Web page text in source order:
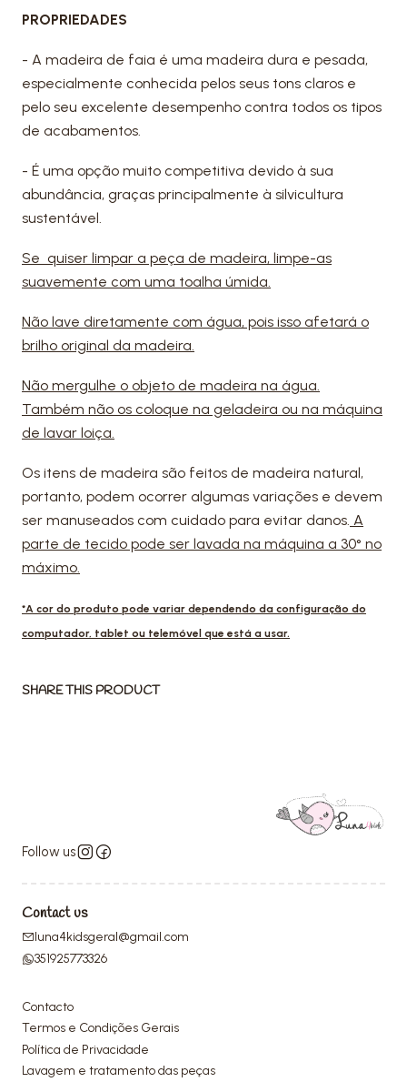
PROPRIEDADES
- A madeira de faia é uma madeira dura e pesada,
especialmente conhecida pelos seus tons claros e
pelo seu excelente desempenho contra todos os tipos
de acabamentos.
- É uma opção muito competitiva devido à sua
abundância, graças principalmente à silvicultura
sustentável.
Se quiser limpar a peça de madeira, limpe-as
suavemente com uma toalha úmida.
Não lave diretamente com água, pois isso afetará o
brilho original da madeira.
Não mergulhe o objeto de madeira na água.
Também não os coloque na geladeira ou na máquina
de lavar loiça.
Os itens de madeira são feitos de madeira natural,
portanto, podem ocorrer algumas variações e devem
ser manuseados com cuidado para evitar danos. A
parte de tecido pode ser lavada na máquina a 30° no
máximo.
*A cor do produto pode variar dependendo da configuração do
computador, tablet ou telemóvel que está a usar.
SHARE THIS PRODUCT
Follow us
Contact us
luna4kidsgeral@gmail.com
351925773326
Contacto
Termos e Condições Gerais
Política de Privacidade
Lavagem e tratamento das peças